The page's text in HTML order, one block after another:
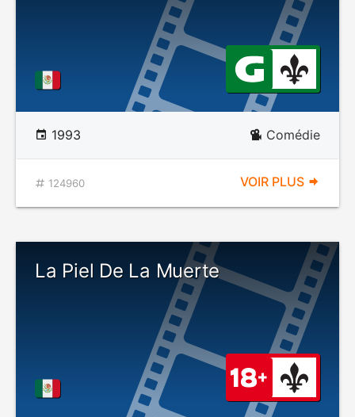
1993 Comédie
124960 VOIR PLUS
La Piel De La Muerte